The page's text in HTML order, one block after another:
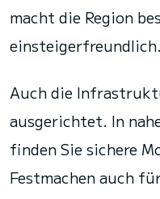
macht die Region
einsteigerfreundlich.
Auch die
ausgerichtet. In
finden Sie sichere
Festmachen auch